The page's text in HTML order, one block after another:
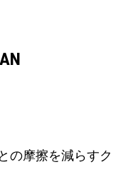
の摩擦を減らすク